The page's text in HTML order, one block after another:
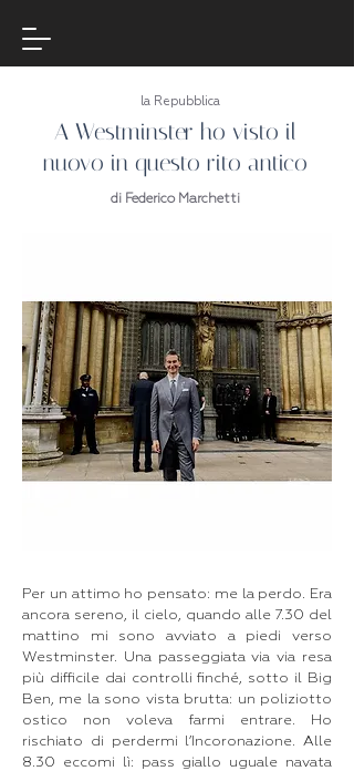
la Repubblica
A Westminster ho visto il
nuovo in questo rito antico
di Federico Marchetti
Per un attimo ho pensato: me la perdo. Era
ancora sereno, il cielo, quando alle 7.30 del
mattino mi sono avviato a piedi verso
Westminster. Una passeggiata via via resa
più difficile dai controlli finché, sotto il Big
Ben, me la sono vista brutta: un poliziotto
ostico non voleva farmi entrare. Ho
rischiato di perdermi l’Incoronazione. Alle
8.30 eccomi lì: pass giallo uguale navata